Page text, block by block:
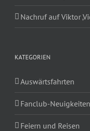
Nachruf auf Viktor
KATEGORIEN
Auswärtsfahrten
Fanclub-Neuigkeiten
Feiern und Reisen